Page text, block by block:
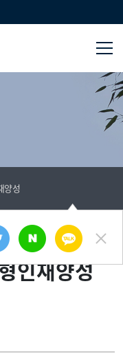
양성
인재양성